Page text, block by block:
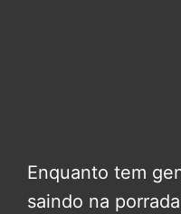
Enquanto tem
saindo na